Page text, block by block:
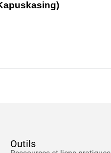
Outils